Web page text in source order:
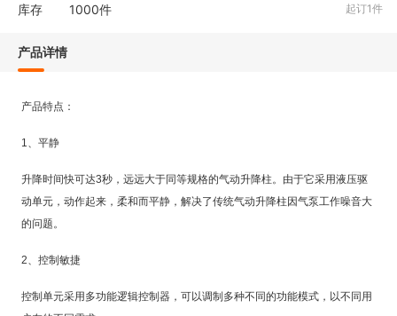
库存 1000件 起订1件
产品详情
产品特点：
1、平静
升降时间快可达3秒，远远大于同等规格的气动升降柱。由于它采用液压驱
动单元，动作起来，柔和而平静，解决了传统气动升降柱因气泵工作噪音大
的问题。
2、控制敏捷
控制单元采用多功能逻辑控制器，可以调制多种不同的功能模式，以不同用